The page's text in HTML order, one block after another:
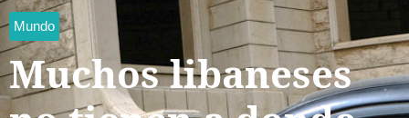
Mundo
Muchos libaneses